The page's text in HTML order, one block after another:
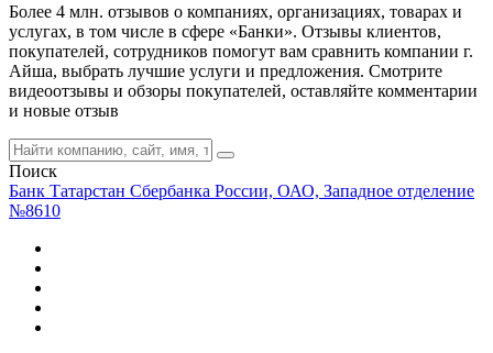
Более 4 млн. отзывов о компаниях, организациях, товарах и
услугах, в том числе в сфере «Банки». Отзывы клиентов,
покупателей, сотрудников помогут вам сравнить компании г.
Айша, выбрать лучшие услуги и предложения. Смотрите
видеоотзывы и обзоры покупателей, оставляйте комментарии
и новые отзыв
Поиск
Банк Татарстан Сбербанка России, ОАО, Западное отделение
№8610